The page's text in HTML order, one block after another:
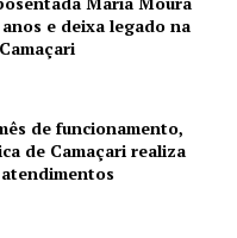
e deixa legado na
de funcionamento,
de Camaçari realiza